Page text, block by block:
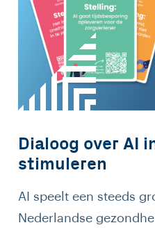
Dialoog over AI
stimuleren
AI speelt een steeds
Nederlandse